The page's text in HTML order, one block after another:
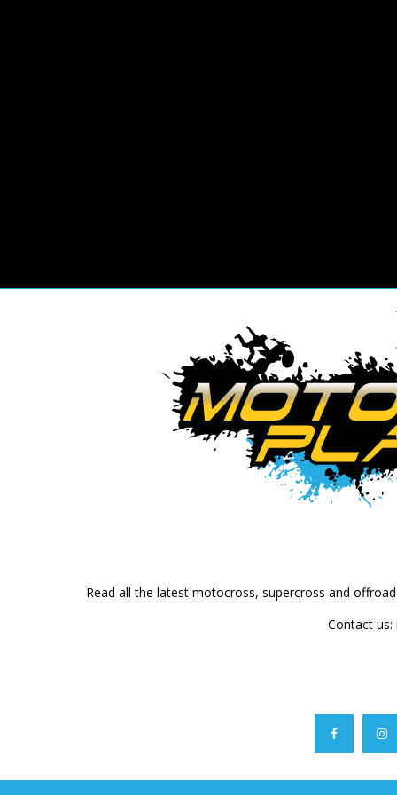
Read all the latest motocross, supercross and
Contact us: